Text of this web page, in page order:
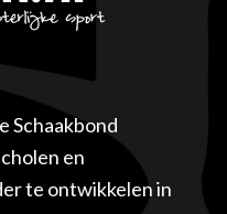
Schaakbond
en
te ontwikkelen in